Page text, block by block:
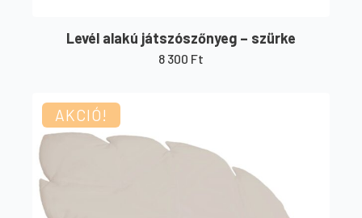
Levél alakú játszószőnyeg – szürke
8 300 Ft
AKCIÓ!